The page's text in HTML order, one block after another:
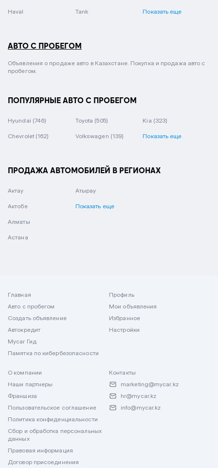
Haval Tank Показать еще
АВТО С ПРОБЕГОМ
Объявления о продаже авто в Казахстане. Покупка и продажа авто с
пробегом.
ПОПУЛЯРНЫЕ АВТО С ПРОБЕГОМ
Hyundai (746) Toyota (505) Kia (323)
Chevrolet (162) Volkswagen (139) Показать еще
ПРОДАЖА АВТОМОБИЛЕЙ В РЕГИОНАХ
Актау
Актобе
Алматы
Астана
Атырау
Показать еще
Главная
Авто с пробегом
Создать объявление
Автокредит
Mycar Гид
Памятка по кибербезопасности
Профиль
Мои объявления
Избранное
Настройки
О компании
Наши партнеры
Франшиза
Пользовательское соглашение
Политика конфиденциальности
Сбор и обработка персональных
данных
Правовая информация
Договор присоединения
Контакты
marketing@mycar.kz
hr@mycar.kz
info@mycar.kz